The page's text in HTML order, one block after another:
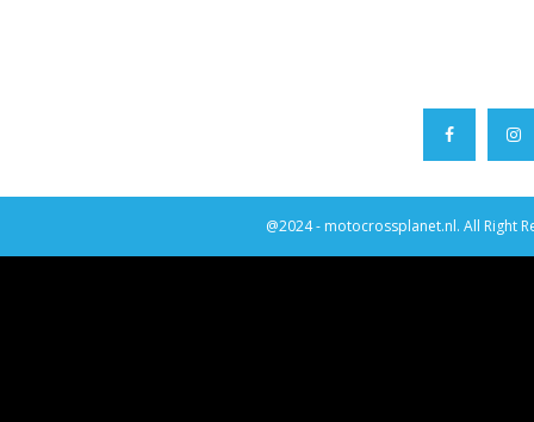
@2024 - motocrossplanet.nl. All Right